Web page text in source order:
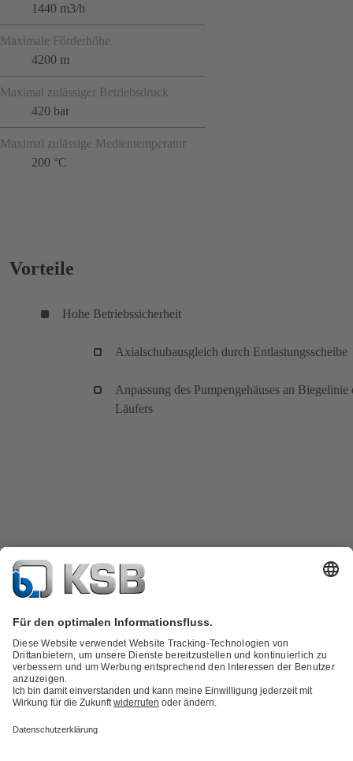
1440 m3/h
Maximale Förderhöhe
4200 m
Maximal zulässiger Betriebsdruck
420 bar
Maximal zulässige Medientemperatur
200 °C
Vorteile
Hohe Betriebssicherheit
Axialschubausgleich durch Entlastungsscheibe
Anpassung des Pumpengehäuses an Biegelinie
Läufers